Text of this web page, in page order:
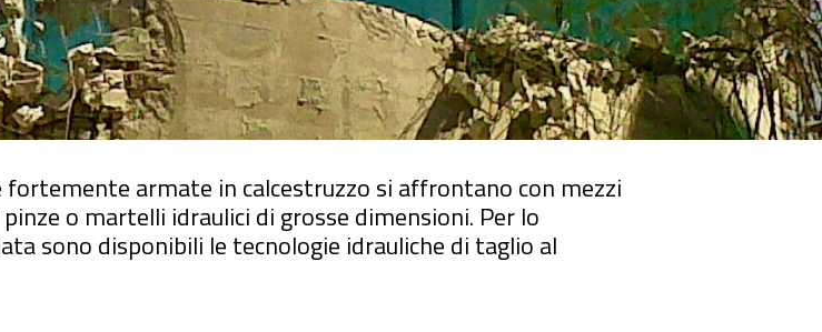
armate in calcestruzzo si affrontano con mezzi
o martelli idraulici di grosse dimensioni. Per lo
sono disponibili le tecnologie idrauliche di taglio al